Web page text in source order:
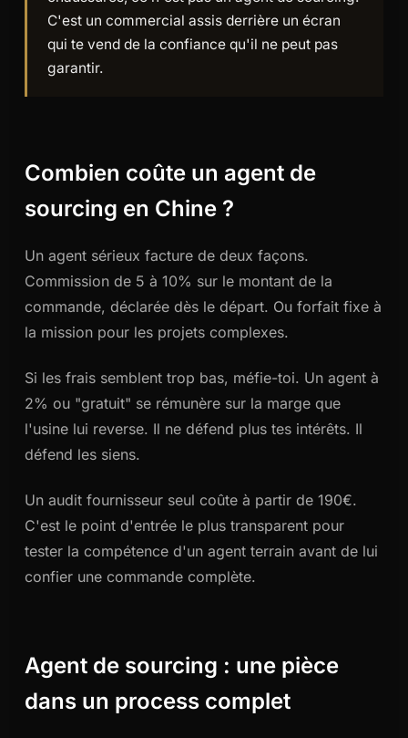
C'est un commercial assis derrière un écran
qui te vend de la confiance qu'il ne peut pas
garantir.
Combien coûte un agent de
sourcing en Chine ?
Un agent sérieux facture de deux façons.
Commission de 5 à 10% sur le montant de la
commande, déclarée dès le départ. Ou forfait fixe à
la mission pour les projets complexes.
Si les frais semblent trop bas, méfie-toi. Un agent à
2% ou "gratuit" se rémunère sur la marge que
l'usine lui reverse. Il ne défend plus tes intérêts. Il
défend les siens.
Un audit fournisseur seul coûte à partir de 190€.
C'est le point d'entrée le plus transparent pour
tester la compétence d'un agent terrain avant de lui
confier une commande complète.
Agent de sourcing : une pièce
dans un process complet